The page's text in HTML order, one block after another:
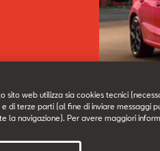
sito web utilizza sia cookies tecnici
e di terze parti (al fine di inviare messaggi
la navigazione). Per avere maggiori